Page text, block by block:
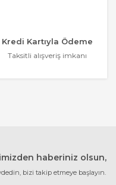
Kredi Kartıyla Ödeme
Taksitli alışveriş imkanı
haberiniz olsun,
bizi takip etmeye başlayın.